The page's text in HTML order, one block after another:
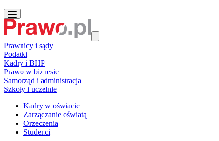
Prawnicy i sądy
Podatki
Kadry i BHP
Prawo w biznesie
Samorząd i administracja
Szkoły i uczelnie
Kadry w oświacie
Zarządzanie oświatą
Orzeczenia
Studenci